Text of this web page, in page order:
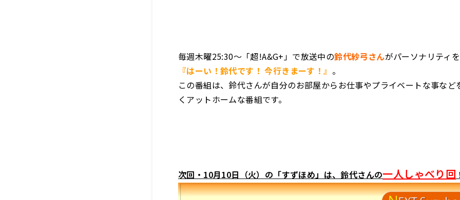
毎週木曜25:30～「超!A&G+」で放送中の鈴代紗弓さんがパーソナリティ
『はーい！鈴代です！ 今行きまーす！』 。
この番組は、鈴代さんが自分のお部屋からお仕事やプライベートな事など
くアットホームな番組です。
次回・10月10日（火）の「すずほめ」は、鈴代さんの一人しゃべり回